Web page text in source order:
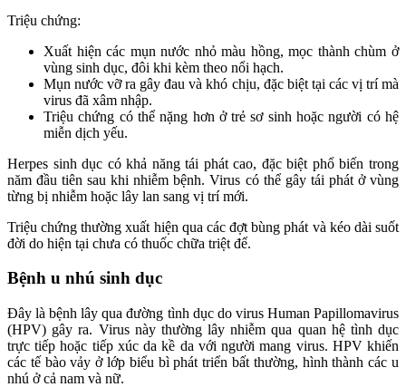
Triệu chứng:
Xuất hiện các mụn nước nhỏ màu hồng, mọc thành chùm ở
vùng sinh dục, đôi khi kèm theo nổi hạch.
Mụn nước vỡ ra gây đau và khó chịu, đặc biệt tại các vị trí mà
virus đã xâm nhập.
Triệu chứng có thể nặng hơn ở trẻ sơ sinh hoặc người có hệ
miễn dịch yếu.
Herpes sinh dục có khả năng tái phát cao, đặc biệt phổ biến trong
năm đầu tiên sau khi nhiễm bệnh. Virus có thể gây tái phát ở vùng
từng bị nhiễm hoặc lây lan sang vị trí mới.
Triệu chứng thường xuất hiện qua các đợt bùng phát và kéo dài suốt
đời do hiện tại chưa có thuốc chữa triệt để.
Bệnh u nhú sinh dục
Đây là bệnh lây qua đường tình dục do virus Human Papillomavirus
(HPV) gây ra. Virus này thường lây nhiễm qua quan hệ tình dục
trực tiếp hoặc tiếp xúc da kề da với người mang virus. HPV khiến
các tế bào vảy ở lớp biểu bì phát triển bất thường, hình thành các u
nhú ở cả nam và nữ.